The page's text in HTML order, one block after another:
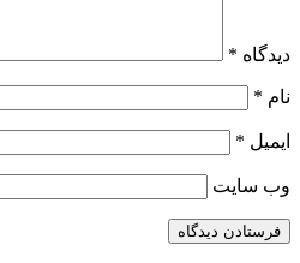
دیدگاه *
نام *
ایمیل *
وب‌ سایت